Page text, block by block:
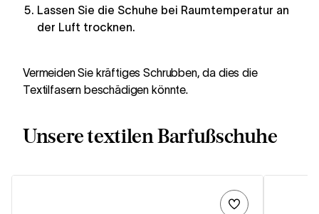
Lassen Sie die Schuhe bei Raumtemperatur an
der Luft trocknen.
Vermeiden Sie kräftiges Schrubben, da dies die
Textilfasern beschädigen könnte.
Unsere textilen Barfußschuhe